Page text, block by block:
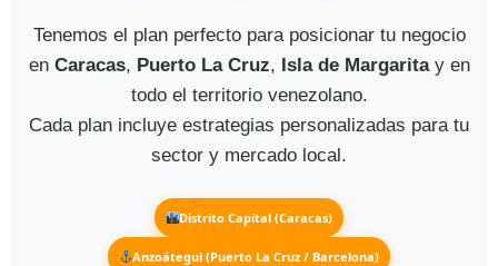
Tenemos el plan perfecto para posicionar tu negocio
en Caracas, Puerto La Cruz, Isla de Margaritay en
todo el territorio venezolano.
Cada plan incluye estrategias personalizadas para tu
sector y mercado local.
Distrito Capital (Caracas)
Anzoátegui (Puerto La Cruz / Barcelona)